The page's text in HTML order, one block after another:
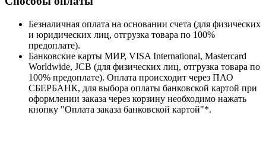
Безналичная оплата на основании счета (для физических
и юридических лиц, отгрузка товара по 100%
предоплате).
Банковские карты МИР, VISA International, Mastercard
Worldwide, JCB (для физических лиц, отгрузка товара по
100% предоплате). Оплата происходит через ПАО
СБЕРБАНК, для выбора оплаты банковской картой при
оформлении заказа через корзину необходимо нажать
кнопку "Оплата заказа банковской картой"*.